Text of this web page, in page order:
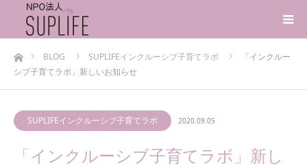
ホームBLOG SUPLIFEインクルーシブ子育てラボ
「インクルー
シブ子育てラボ」新しいお知らせ
SUPLIFEインクルーシブ子育てラボ 2020.09.05
「インクルーシブ子育てラボ」新し